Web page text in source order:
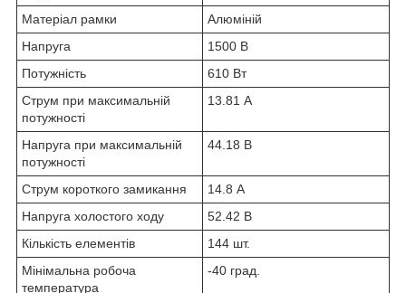
Матеріал рамки
Алюміній
Напруга
1500 В
Потужність
610 Вт
Струм при максимальній
потужності
13.81 А
Напруга при максимальній
потужності
44.18 В
Струм короткого замикання
14.8 А
Напруга холостого ходу
52.42 В
Кількість елементів
144 шт.
Мінімальна робоча
температура
-40 град.